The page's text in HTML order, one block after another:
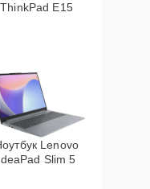
ThinkPad E15
Lenovo
Slim 5